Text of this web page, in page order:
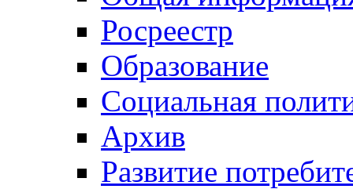
Росреестр
Образование
Социальная
Архив
Развитие